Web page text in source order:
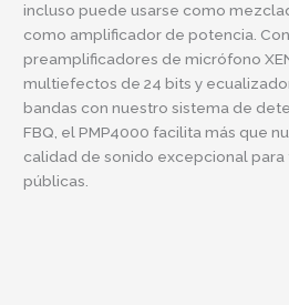
incluso puede usarse como
como amplificador de potencia.
preamplificadores de micrófono
multiefectos de 24 bits y
bandas con nuestro sistema de
FBQ, el PMP4000 facilita más que
calidad de sonido excepcional
públicas.